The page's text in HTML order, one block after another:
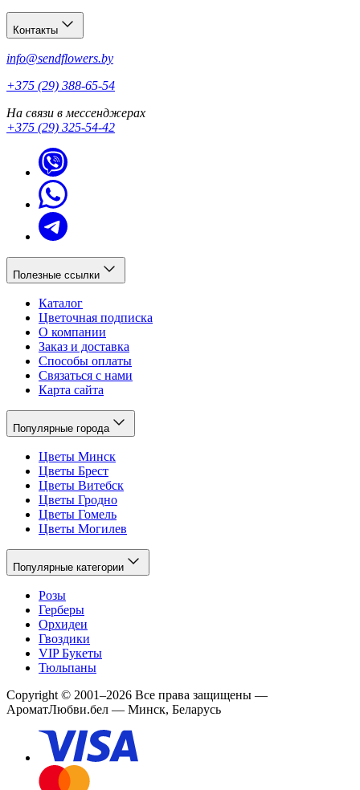
Контакты
info@sendflowers.by
+375 (29) 388-65-54
На связи в мессенджерах
+375 (29) 325-54-42
Полезные ссылки
Каталог
Цветочная подписка
О компании
Заказ и доставка
Способы оплаты
Связаться с нами
Карта сайта
Популярные города
Цветы Минск
Цветы Брест
Цветы Витебск
Цветы Гродно
Цветы Гомель
Цветы Могилев
Популярные категории
Розы
Герберы
Орхидеи
Гвоздики
VIP Букеты
Тюльпаны
Copyright © 2001–2026 Все права защищены —
АроматЛюбви.бел — Минск, Беларусь